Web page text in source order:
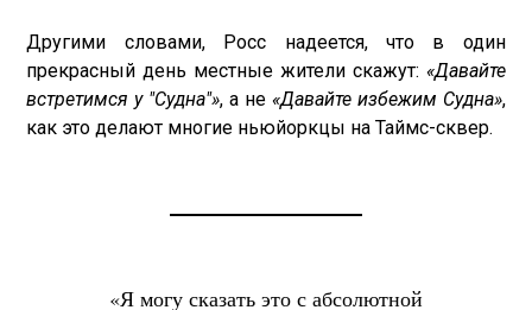
Другими словами, Росс надеется, что в один
прекрасный день местные жители скажут: «Давайте
встретимся у "Судна"», а не «Давайте избежим Судна»,
как это делают многие ньюйоркцы на Таймс-сквер.
«Я могу сказать это с абсолютной